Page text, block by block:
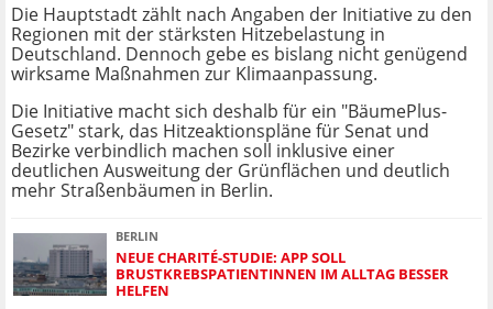
Die Hauptstadt zählt nach Angaben der Initiative zu den
Regionen mit der stärksten Hitzebelastung in
Deutschland. Dennoch gebe es bislang nicht genügend
wirksame Maßnahmen zur Klimaanpassung.
Die Initiative macht sich deshalb für ein "BäumePlus-
Gesetz" stark, das Hitzeaktionspläne für Senat und
Bezirke verbindlich machen soll inklusive einer
deutlichen Ausweitung der Grünflächen und deutlich
mehr Straßenbäumen in Berlin.
BERLIN
NEUE CHARITÉ-STUDIE: APP SOLL
BRUSTKREBSPATIENTINNEN IM ALLTAG BESSER
HELFEN